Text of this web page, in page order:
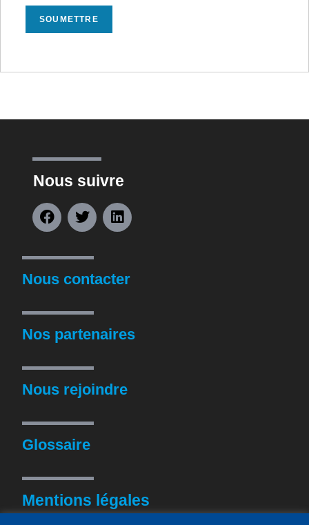
Nous suivre
Nous contacter
Nos partenaires
Nous rejoindre
Glossaire
Mentions légales